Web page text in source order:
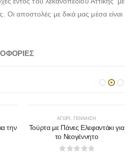
70εκ
αποστολές με δικά μας μέσα είναι
την
ΑΓΌΡΙ ΓΈΝΝΗΣΗ
Τούρτα με Πάνες Ελεφαντάκι για
το Νεογέννητο